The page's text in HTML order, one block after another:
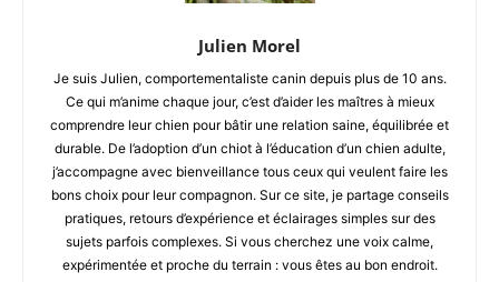
Julien Morel
Je suis Julien, comportementaliste canin depuis plus de 10 ans.
Ce qui m’anime chaque jour, c’est d’aider les maîtres à mieux
comprendre leur chien pour bâtir une relation saine, équilibrée et
durable. De l’adoption d’un chiot à l’éducation d’un chien adulte,
j’accompagne avec bienveillance tous ceux qui veulent faire les
bons choix pour leur compagnon. Sur ce site, je partage conseils
pratiques, retours d’expérience et éclairages simples sur des
sujets parfois complexes. Si vous cherchez une voix calme,
expérimentée et proche du terrain : vous êtes au bon endroit.